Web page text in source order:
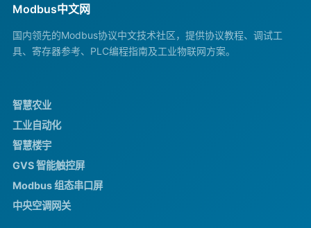
Modbus中文网
国内领先的Modbus协议中文技术社区，提供协议教程、调试工
具、寄存器参考、PLC编程指南及工业物联网方案。
智慧农业
工业自动化
智慧楼宇
GVS 智能触控屏
Modbus 组态串口屏
中央空调网关